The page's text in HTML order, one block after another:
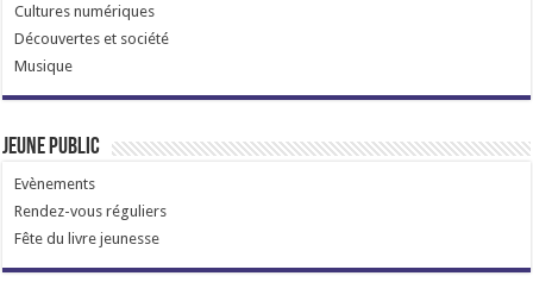
Cultures numériques
Découvertes et société
Musique
Jeune public
Evènements
Rendez-vous réguliers
Fête du livre jeunesse